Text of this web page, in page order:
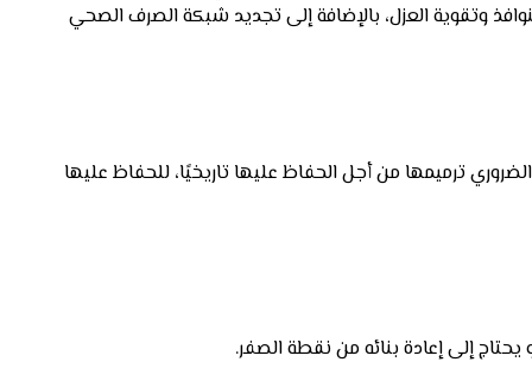
وتقوية العزل، بالإضافة إلى تجديد شبكة الصرف الصحي
ترميمها من أجل الحفاظ عليها تاريخيًا، للحفاظ عليها
يحتاج إلى إعادة بنائه من نقطة الصفر.